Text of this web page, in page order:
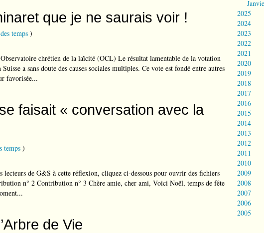
que je ne saurais voir !
temps )
chrétien de la laïcité (OCL) Le résultat lamentable de la votation
a sans doute des causes sociales multiples. Ce vote est fondé entre autres
favorisée...
faisait « conversation avec la
temps )
lecteurs de G&S à cette réflexion, cliquez ci-dessous pour ouvrir des fichiers
n° 2 Contribution n° 3 Chère amie, cher ami, Voici Noël, temps de fête
de Vie
2025
2024
2023
2022
2021
2020
2019
2018
2017
2016
2015
2014
2013
2012
2011
2010
2009
2008
2007
2006
2005